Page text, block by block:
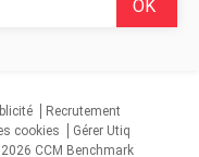
Recrutement
cookies
Gérer Utiq
CCM Benchmark